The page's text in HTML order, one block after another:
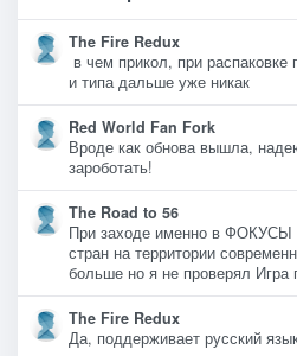
The Fire Redux
в чем прикол, при
и типа дальше уже никак
Red World Fan Fork
Вроде как обнова вышла,
зароботать!
The Road to 56
При заходе именно в ФОКУСЫ
стран на территории
больше но я не проверял Игра
The Fire Redux
Да, поддерживает русский